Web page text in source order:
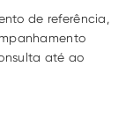
de referência,
até ao